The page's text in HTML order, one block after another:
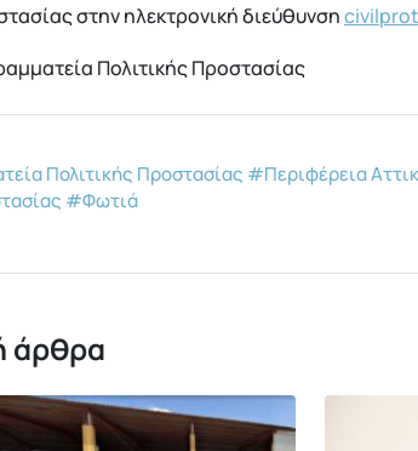
στην ηλεκτρονική διεύθυνση
Πολιτικής Προστασίας
Πολιτικής Προστασίας #Περιφέρεια
#Φωτιά
άρθρα